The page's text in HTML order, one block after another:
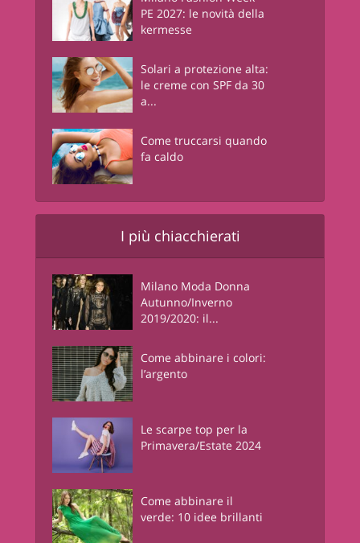
PE 2027: le novità della
kermesse
Solari a protezione alta:
le creme con SPF da 30
a...
Come truccarsi quando
fa caldo
I più chiacchierati
Milano Moda Donna
Autunno/Inverno
2019/2020: il...
Come abbinare i colori:
l’argento
Le scarpe top per la
Primavera/Estate 2024
Come abbinare il
verde: 10 idee brillanti